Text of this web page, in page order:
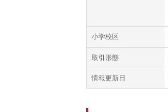
小学校区
取引形態
情報更新日